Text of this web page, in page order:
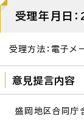
受理年月日
受理方法：電子メ
意見提言内容
盛岡地区合同庁